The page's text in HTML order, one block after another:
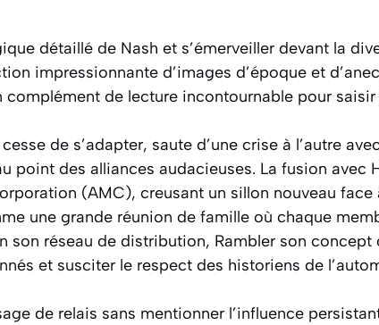
détaillé de Nash et s’émerveiller devant la
impressionnante d’images d’époque et
complément de lecture incontournable pour
de s’adapter, saute d’une crise à l’autre
point des alliances audacieuses. La fusion avec
(AMC), creusant un sillon nouveau
une grande réunion de famille où chaque
son réseau de distribution, Rambler son
et susciter le respect des historiens de
de relais sans mentionner l’influence